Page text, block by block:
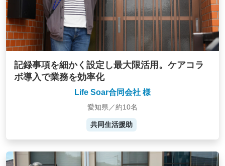
記録事項を細かく設定し最大限活用。ケアコラ
ボ導入で業務を効率化
Life Soar合同会社 様
愛知県／約10名
共同生活援助